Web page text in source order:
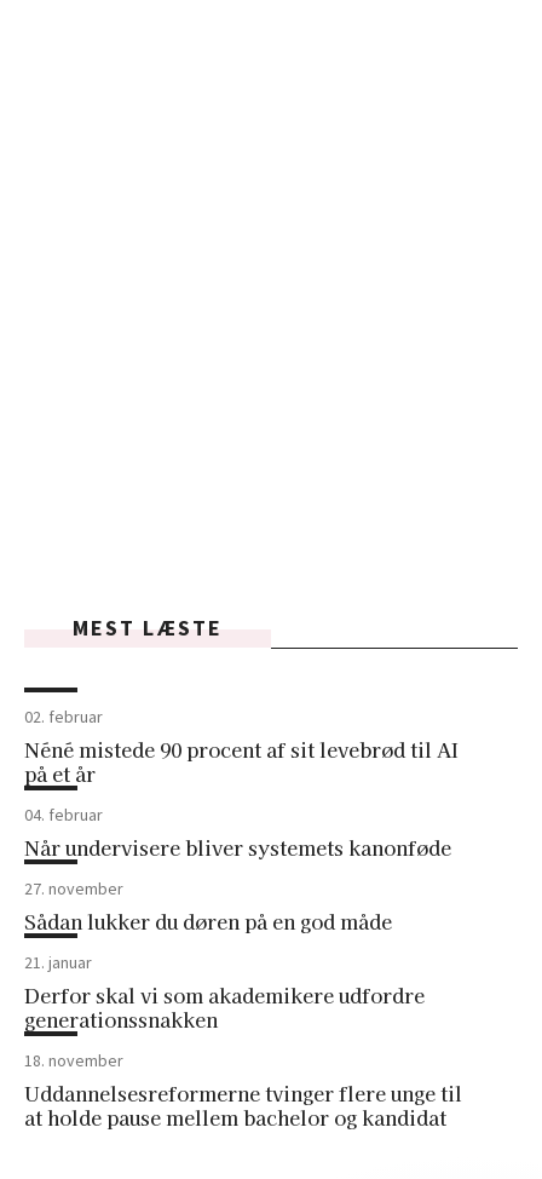
MEST LÆSTE
02. februar
Néné mistede 90 procent af sit levebrød til AI
på et år
04. februar
Når undervisere bliver systemets kanonføde
27. november
Sådan lukker du døren på en god måde
21. januar
Derfor skal vi som akademikere udfordre
generationssnakken
18. november
Uddannelsesreformerne tvinger flere unge til
at holde pause mellem bachelor og kandidat